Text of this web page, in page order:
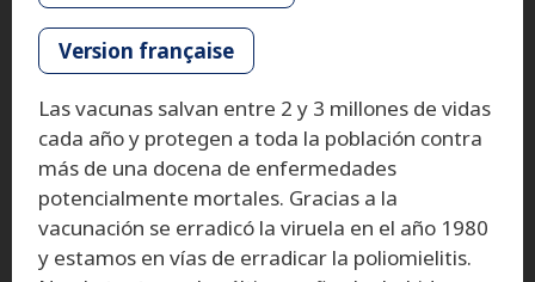
Version française
Las vacunas salvan entre 2 y 3 millones de vidas
cada año y protegen a toda la población contra
más de una docena de enfermedades
potencialmente mortales. Gracias a la
vacunación se erradicó la viruela en el año 1980
y estamos en vías de erradicar la poliomielitis.